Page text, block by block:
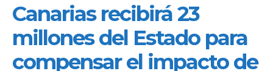
Canarias recibirá 23
millones del Estado para
compensar el impacto de